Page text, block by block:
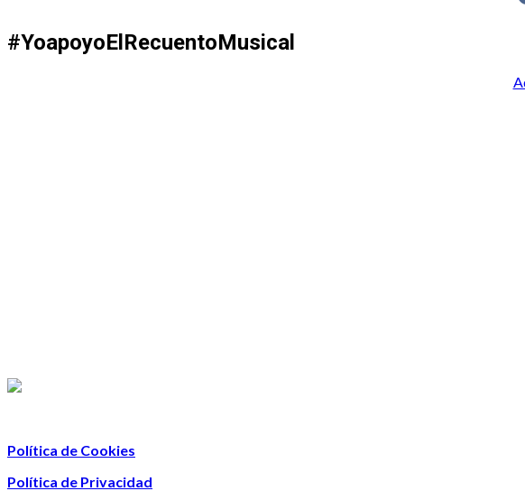
#YoapoyoElRecuentoMusical
Política de Cookies
Política de Privacidad